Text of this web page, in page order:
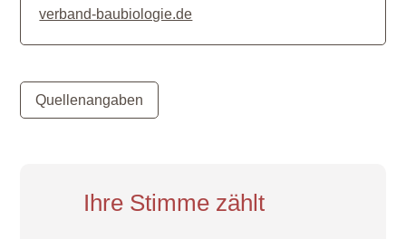
verband-baubiologie.de
Quellenangaben
Ihre Stimme zählt